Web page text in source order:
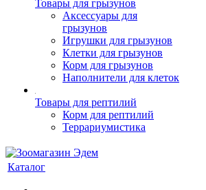
Товары для грызунов
Аксессуары для
грызунов
Игрушки для грызунов
Клетки для грызунов
Корм для грызунов
Наполнители для клеток
Товары для рептилий
Корм для рептилий
Террариумистика
Каталог